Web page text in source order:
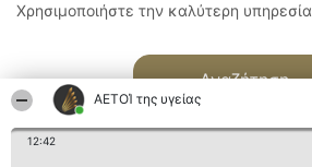
ΑΕΤΟΊ της υγείας
12:42
Χρησιμοποιήστε την καλύτερη υπηρεσία
Αναζήτηση